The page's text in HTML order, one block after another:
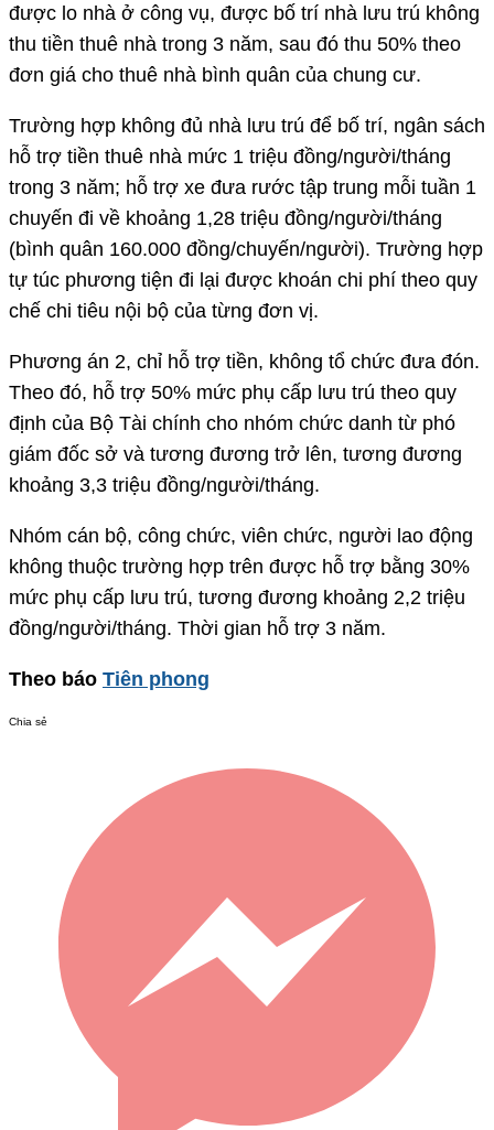
được lo nhà ở công vụ, được bố trí nhà lưu trú không
thu tiền thuê nhà trong 3 năm, sau đó thu 50% theo
đơn giá cho thuê nhà bình quân của chung cư.
Trường hợp không đủ nhà lưu trú để bố trí, ngân sách
hỗ trợ tiền thuê nhà mức 1 triệu đồng/người/tháng
trong 3 năm; hỗ trợ xe đưa rước tập trung mỗi tuần 1
chuyến đi về khoảng 1,28 triệu đồng/người/tháng
(bình quân 160.000 đồng/chuyến/người). Trường hợp
tự túc phương tiện đi lại được khoán chi phí theo quy
chế chi tiêu nội bộ của từng đơn vị.
Phương án 2, chỉ hỗ trợ tiền, không tổ chức đưa đón.
Theo đó, hỗ trợ 50% mức phụ cấp lưu trú theo quy
định của Bộ Tài chính cho nhóm chức danh từ phó
giám đốc sở và tương đương trở lên, tương đương
khoảng 3,3 triệu đồng/người/tháng.
Nhóm cán bộ, công chức, viên chức, người lao động
không thuộc trường hợp trên được hỗ trợ bằng 30%
mức phụ cấp lưu trú, tương đương khoảng 2,2 triệu
đồng/người/tháng. Thời gian hỗ trợ 3 năm.
Theo báo Tiên phong
Chia sẻ